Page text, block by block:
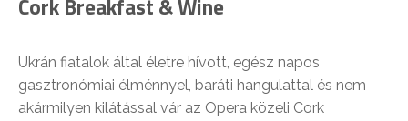
Cork Breakfast & Wine
Ukrán fiatalok által életre hívott, egész napos
gasztronómiai élménnyel, baráti hangulattal és nem
akármilyen kilátással vár az Opera közeli Cork